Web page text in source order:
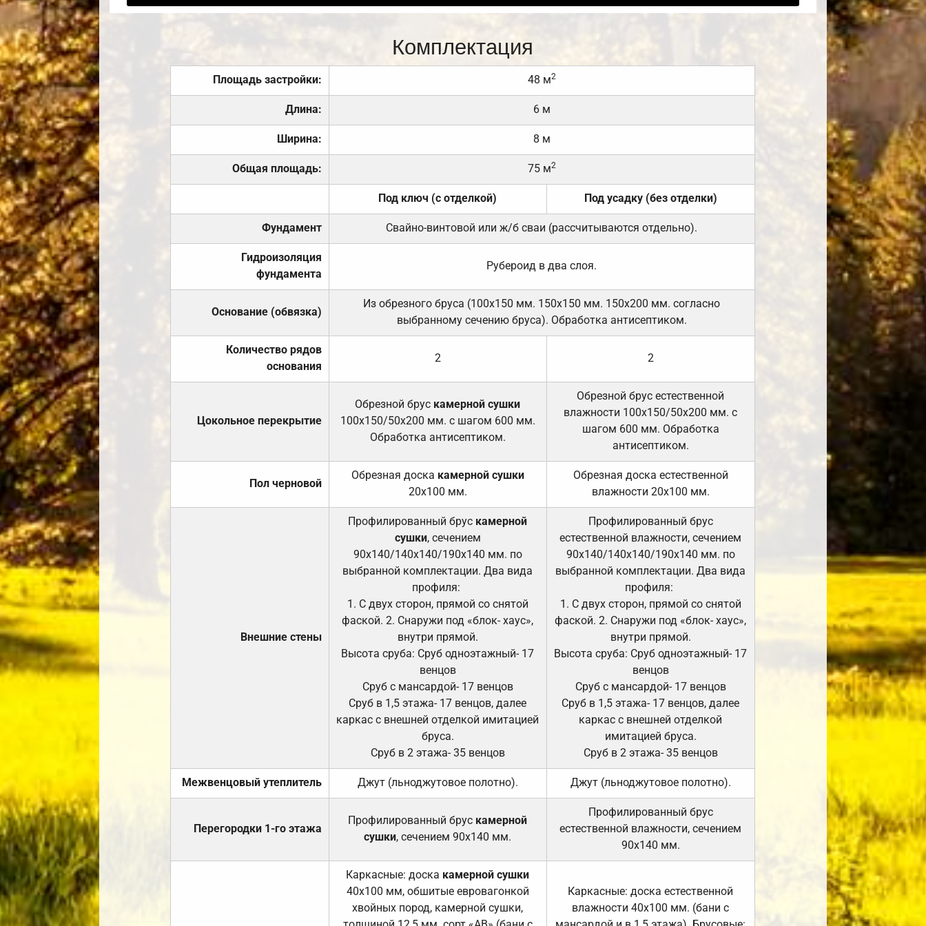
Комплектация
Площадь застройки: 48 м2
Длина: 6 м
Ширина: 8 м
Общая площадь: 75 м2
Под ключ (с отделкой) Под усадку (без отделки)
Фундамент Свайно-винтовой или ж/б сваи (рассчитываются отдельно).
Гидроизоляция
фундамента
Рубероид в два слоя.
Основание (обвязка)
Из обрезного бруса (100х150 мм. 150х150 мм. 150х200 мм. согласно
выбранному сечению бруса). Обработка антисептиком.
Количество рядов
основания
2 2
Цокольное перекрытие
Обрезной брус камерной сушки
100х150/50х200 мм. с шагом 600 мм.
Обработка антисептиком.
Обрезной брус естественной
влажности 100х150/50х200 мм. с
шагом 600 мм. Обработка
антисептиком.
Пол черновой
Обрезная доска камерной сушки
20х100 мм.
Обрезная доска естественной
влажности 20х100 мм.
Внешние стены
Профилированный брус камерной
сушки, сечением
90х140/140х140/190х140 мм. по
выбранной комплектации. Два вида
профиля:
1. С двух сторон, прямой со снятой
фаской. 2. Снаружи под «блок- хаус»,
внутри прямой.
Высота сруба: Сруб одноэтажный- 17
венцов
Сруб с мансардой- 17 венцов
Сруб в 1,5 этажа- 17 венцов, далее
каркас с внешней отделкой имитацией
бруса.
Сруб в 2 этажа- 35 венцов
Профилированный брус
естественной влажности, сечением
90х140/140х140/190х140 мм. по
выбранной комплектации. Два вида
профиля:
1. С двух сторон, прямой со снятой
фаской. 2. Снаружи под «блок- хаус»,
внутри прямой.
Высота сруба: Сруб одноэтажный- 17
венцов
Сруб с мансардой- 17 венцов
Сруб в 1,5 этажа- 17 венцов, далее
каркас с внешней отделкой
имитацией бруса.
Сруб в 2 этажа- 35 венцов
Межвенцовый утеплитель Джут (льноджутовое полотно). Джут (льноджутовое полотно).
Перегородки 1-го этажа
Профилированный брус камерной
сушки, сечением 90х140 мм.
Профилированный брус
естественной влажности, сечением
90х140 мм.
Каркасные: доска камерной сушки
40х100 мм, обшитые евровагонкой
хвойных пород, камерной сушки,
Каркасные: доска естественной
влажности 40х100 мм. (бани с